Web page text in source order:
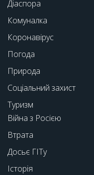
Діаспора
Комуналка
Коронавірус
Погода
Природа
Соціальний захист
Туризм
Війна з Росією
Втрата
Досьє ГІТу
Історія